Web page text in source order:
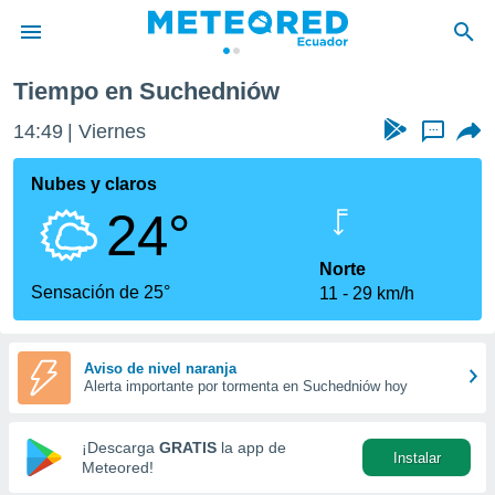
de
ha
calidad.
a este
las
y
forma
digital
basada
Tiempo en Suchedniów
14:49 Viernes ...
Nubes y claros
24°
Sensación de 25°
Norte
11
29 km/h
Aviso de nivel naranja
Alerta importante por tormenta en Suchedniów hoy
¡Descarga GRATIS la app de
Meteored!
Instalar